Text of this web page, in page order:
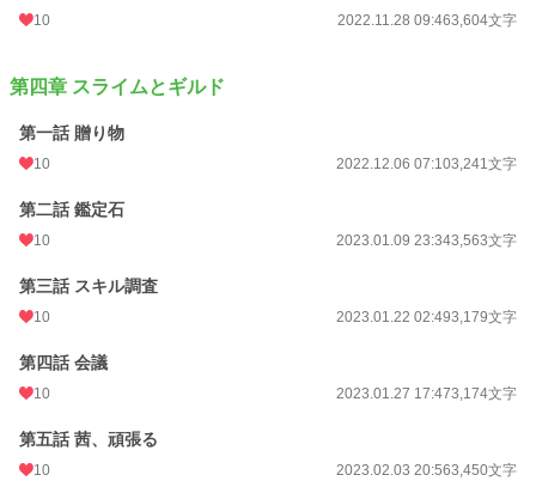
10 2022.11.28 09:463,604文字
第四章 スライムとギルド
第一話 贈り物
10 2022.12.06 07:103,241文字
第二話 鑑定石
10 2023.01.09 23:343,563文字
第三話 スキル調査
10 2023.01.22 02:493,179文字
第四話 会議
10 2023.01.27 17:473,174文字
第五話 茜、頑張る
10 2023.02.03 20:563,450文字